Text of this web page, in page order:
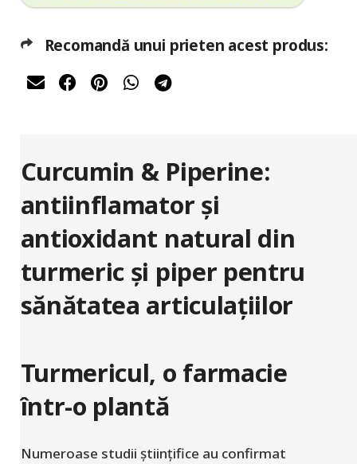
Recomandă unui prieten acest produs:
Curcumin & Piperine:
antiinflamator și
antioxidant natural din
turmeric și piper pentru
sănătatea articulațiilor
Turmericul, o farmacie
într-o plantă
Numeroase studii științifice au confirmat